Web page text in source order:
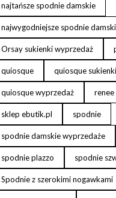
najtańsze spodnie damskie
najwygodniejsze spodnie
Orsay sukienki wyprzedaż
quiosque quiosque sukienki
quiosque wyprzedaż renee
sklep ebutik.pl spodnie
spodnie damskie wyprzedaże
spodnie plazzo spodnie
Spodnie z szerokimi nogawkami